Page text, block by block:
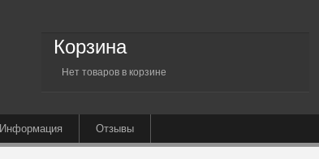
Корзина
Нет товаров в корзине
Информация Отзывы